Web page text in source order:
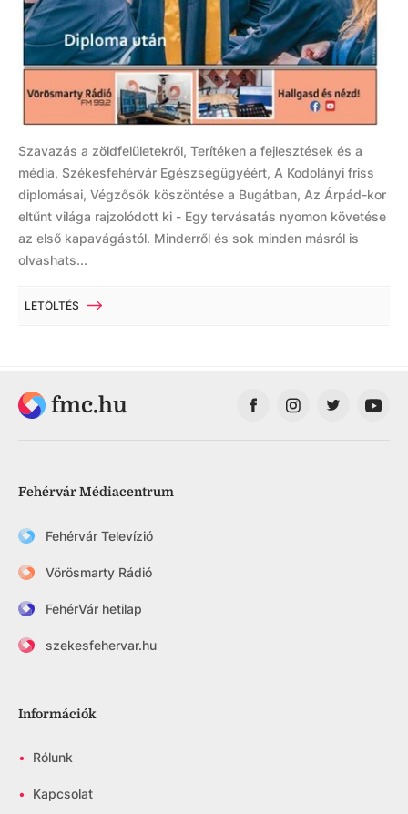
Szavazás a zöldfelületekről, Terítéken a fejlesztések és a
média, Székesfehérvár Egészségügyéért, A Kodolányi friss
diplomásai, Végzősök köszöntése a Bugátban, Az Árpád-kor
eltűnt világa rajzolódott ki - Egy tervásatás nyomon követése
az első kapavágástól. Minderről és sok minden másról is
olvashats...
LETÖLTÉS
fmc.hu
Fehérvár Médiacentrum
Fehérvár Televízió
Vörösmarty Rádió
FehérVár hetilap
szekesfehervar.hu
Információk
• Rólunk
• Kapcsolat